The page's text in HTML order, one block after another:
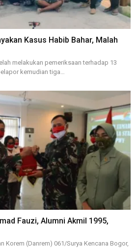
Kasus Habib Bahar, Malah
melakukan pemeriksaan terhadap 13
kemudian tiga…
Fauzi, Alumni Akmil 1995,
Korem (Danrem) 061/Surya Kencana Bogor,